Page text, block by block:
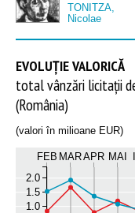
TONITZA,
Nicolae
EVOLUȚIE VALORICĂ
total vânzări licitații
(România)
(valori în milioane EUR)
FEB MARAPR MAI
1.0
1.5
2.0